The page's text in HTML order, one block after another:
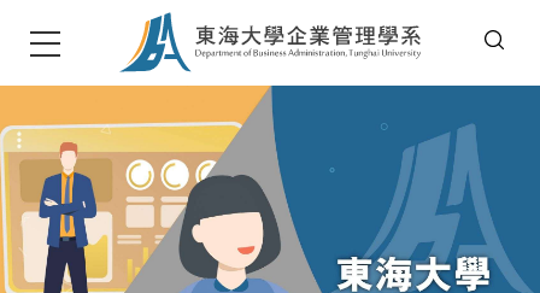
東海大學企管系
T
u
n
g
h
a
i
U
n
i
v
e
r
s
i
t